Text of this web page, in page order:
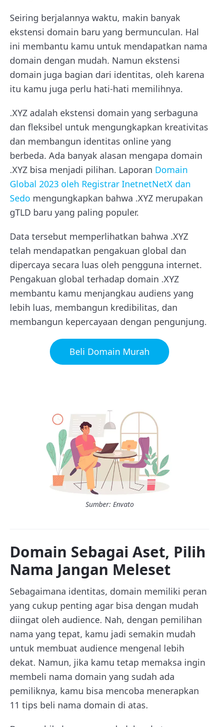
Seiring berjalannya waktu, makin banyak
ekstensi domain baru yang bermunculan. Hal
ini membantu kamu untuk mendapatkan nama
domain dengan mudah. Namun ekstensi
domain juga bagian dari identitas, oleh karena
itu kamu juga perlu hati-hati memilihnya.
.XYZ adalah ekstensi domain yang serbaguna
dan fleksibel untuk mengungkapkan kreativitas
dan membangun identitas online yang
berbeda. Ada banyak alasan mengapa domain
.XYZ bisa menjadi pilihan. Laporan Domain
Global 2023 oleh Registrar InetnetNetX dan
Sedo mengungkapkan bahwa .XYZ merupakan
gTLD baru yang paling populer.
Data tersebut memperlihatkan bahwa .XYZ
telah mendapatkan pengakuan global dan
dipercaya secara luas oleh pengguna internet.
Pengakuan global terhadap domain .XYZ
membantu kamu menjangkau audiens yang
lebih luas, membangun kredibilitas, dan
membangun kepercayaan dengan pengunjung.
Beli Domain Murah
Sumber: Envato
Domain Sebagai Aset, Pilih
Nama Jangan Meleset
Sebagaimana identitas, domain memiliki peran
yang cukup penting agar bisa dengan mudah
diingat oleh audience. Nah, dengan pemilihan
nama yang tepat, kamu jadi semakin mudah
untuk membuat audience mengenal lebih
dekat. Namun, jika kamu tetap memaksa ingin
membeli nama domain yang sudah ada
pemiliknya, kamu bisa mencoba menerapkan
11 tips beli nama domain di atas.